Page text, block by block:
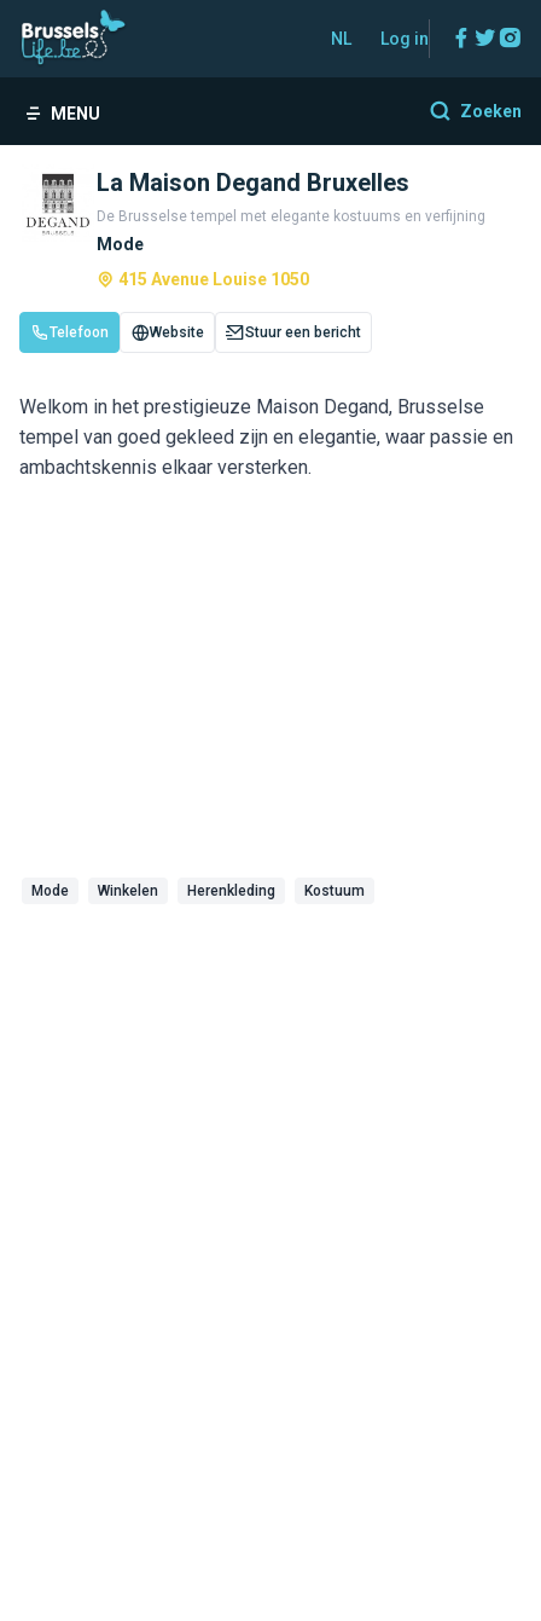
NL Log in
MENU Zoeken
La Maison Degand Bruxelles
De Brusselse tempel met elegante kostuums en verfijning
Mode
415 Avenue Louise 1050
Telefoon Website Stuur een bericht
Welkom in het prestigieuze Maison Degand, Brusselse
tempel van goed gekleed zijn en elegantie, waar passie en
ambachtskennis elkaar versterken.
Mode Winkelen Herenkleding Kostuum